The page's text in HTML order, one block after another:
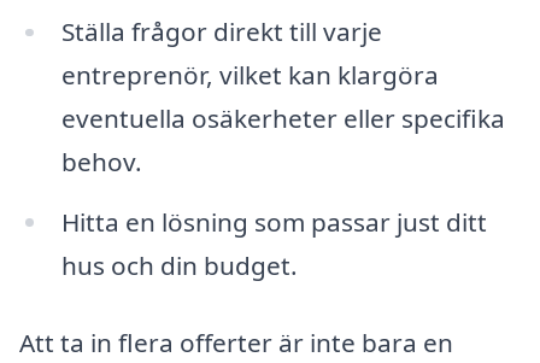
Ställa frågor direkt till varje
entreprenör, vilket kan klargöra
eventuella osäkerheter eller specifika
behov.
Hitta en lösning som passar just ditt
hus och din budget.
Att ta in flera offerter är inte bara en